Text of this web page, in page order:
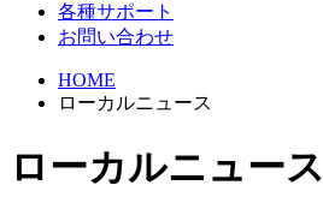
各種サポート
お問い合わせ
HOME
ローカルニュース
ローカルニュース